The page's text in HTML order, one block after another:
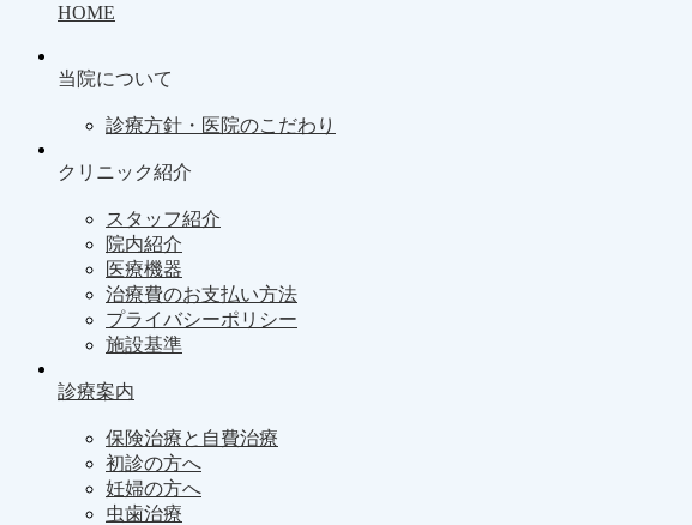
HOME
当院について
診療方針・医院のこだわり
クリニック紹介
スタッフ紹介
院内紹介
医療機器
治療費のお支払い方法
プライバシーポリシー
施設基準
診療案内
保険治療と自費治療
初診の方へ
妊婦の方へ
虫歯治療